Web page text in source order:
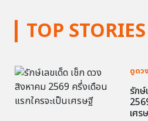
TOP STORIES
ดูดว
รักษ์
เศร